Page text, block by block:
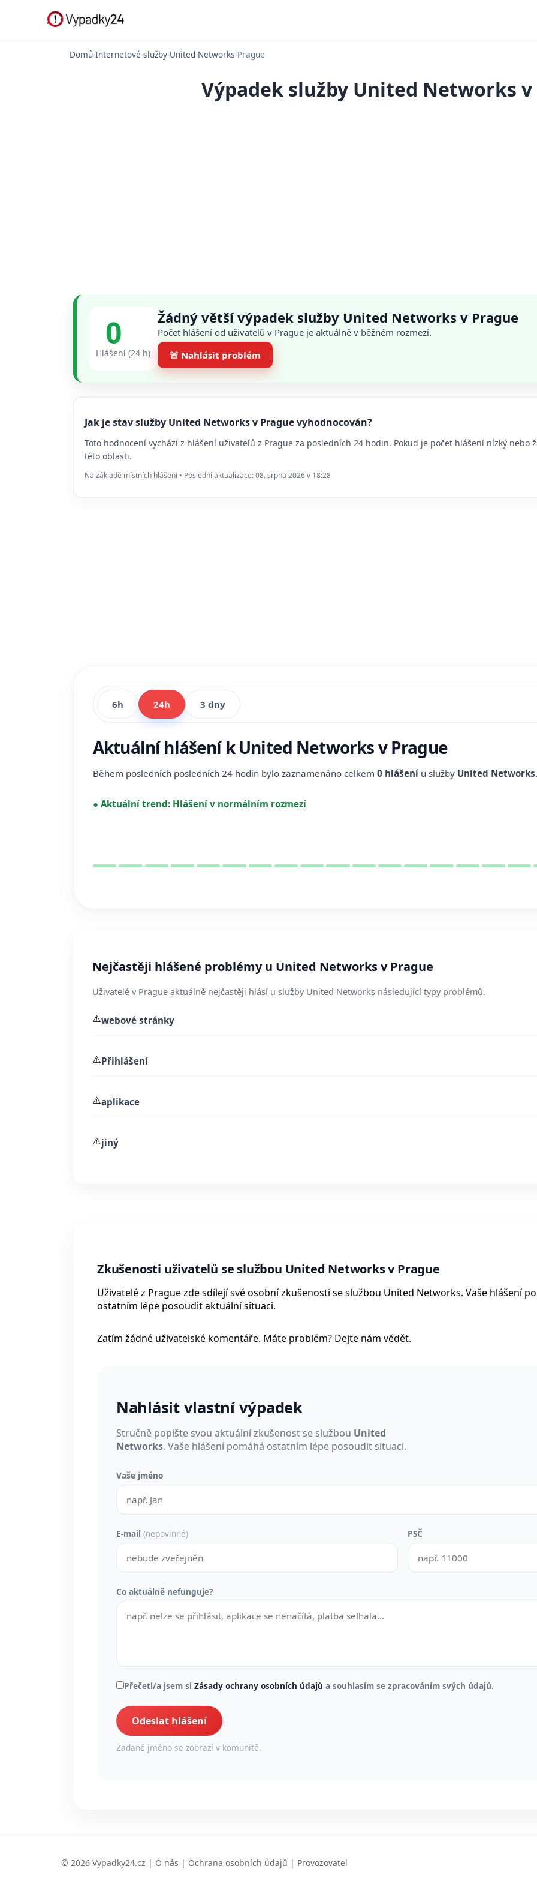
Domů›Internetové služby›United Networks›Prague
Výpadek služby United Networks v
0
Hlášení (24 h)
Žádný větší výpadek služby United Networks v Prague
Počet hlášení od uživatelů v Prague je aktuálně v běžném rozmezí.
🚨 Nahlásit problém
Jak je stav služby United Networks v Prague vyhodnocován?
Toto hodnocení vychází z hlášení uživatelů z Prague za posledních 24 hodin. Pokud je počet hlášení nízký nebo
této oblasti.
Na základě místních hlášení • Poslední aktualizace: 08. srpna 2026 v 18:28
6h 24h 3 dny
Aktuální hlášení k United Networks v Prague
Během posledních posledních 24 hodin bylo zaznamenáno celkem 0 hlášení u služby United Networks.
● Aktuální trend: Hlášení v normálním rozmezí
Nejčastěji hlášené problémy u United Networks v Prague
Uživatelé v Prague aktuálně nejčastěji hlásí u služby United Networks následující typy problémů.
⚠️webové stránky
⚠️Přihlášení
⚠️aplikace
⚠️jiný
Zkušenosti uživatelů se službou United Networks v Prague
Uživatelé z Prague zde sdílejí své osobní zkušenosti se službou United Networks. Vaše hlášení
ostatním lépe posoudit aktuální situaci.
Zatím žádné uživatelské komentáře. Máte problém? Dejte nám vědět.
Nahlásit vlastní výpadek
Stručně popište svou aktuální zkušenost se službou United
Networks. Vaše hlášení pomáhá ostatním lépe posoudit situaci.
Vaše jméno
E-mail (nepovinné) PSČ
Co aktuálně nefunguje?
Přečetl/a jsem si Zásady ochrany osobních údajů a souhlasím se zpracováním svých údajů.
Odeslat hlášení
Zadané jméno se zobrazí v komunitě.
© 2026 Vypadky24.cz | O nás | Ochrana osobních údajů | Provozovatel